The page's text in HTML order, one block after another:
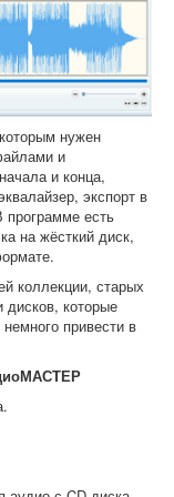
нужен
и
и конца,
экспорт в
есть
на жёсткий диск,
коллекции, старых
дисков, которые
привести в